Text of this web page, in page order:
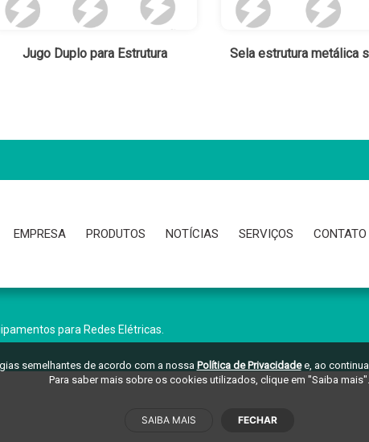
Jugo Duplo para Estrutura Sela estrutura metálica
EMPRESA PRODUTOS NOTÍCIAS SERVIÇOS CONTATO
para Redes Elétricas.
semelhantes de acordo com a nossa Política de Privacidadee, ao
Para saber mais sobre os cookies utilizados, clique em "Saiba mais".
SAIBA MAIS FECHAR